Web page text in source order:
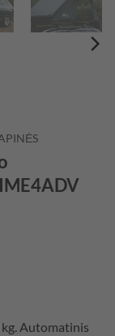
Automatinis